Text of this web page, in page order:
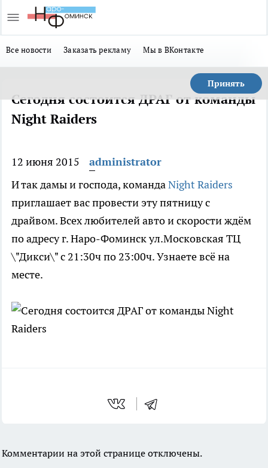
Все новости Заказать рекламу Мы в ВКонтакте
Принять
Сегодня состоится ДРАГ от команды
Night Raiders
12 июня 2015
administrator
И так дамы и господа, командаNight Raiders
приглашает вас провести эту пятницу с
драйвом. Всех любителей авто и скорости ждём
по адресу г. Наро-Фоминск ул.Московская ТЦ
\"Дикси\" с 21:30ч по 23:00ч. Узнаете всё на
месте.
Комментарии на этой странице отключены.